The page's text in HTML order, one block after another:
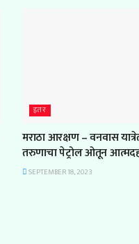
इतर
मराठा आरक्षण – वनवास
तरुणाचा पेट्रोल ओतून
SEPTEMBER 18, 2023